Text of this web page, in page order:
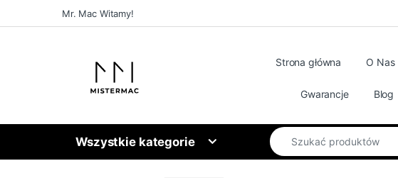
Skip to navigation
Skip to contentMr. Mac Witamy!
Strona główna O Nas
Gwarancje Blog
Wszystkie kategorie
Search for: